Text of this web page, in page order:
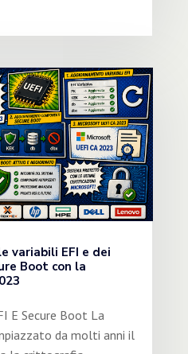
variabili EFI e dei
Boot con la
E Secure Boot La
da molti anni il